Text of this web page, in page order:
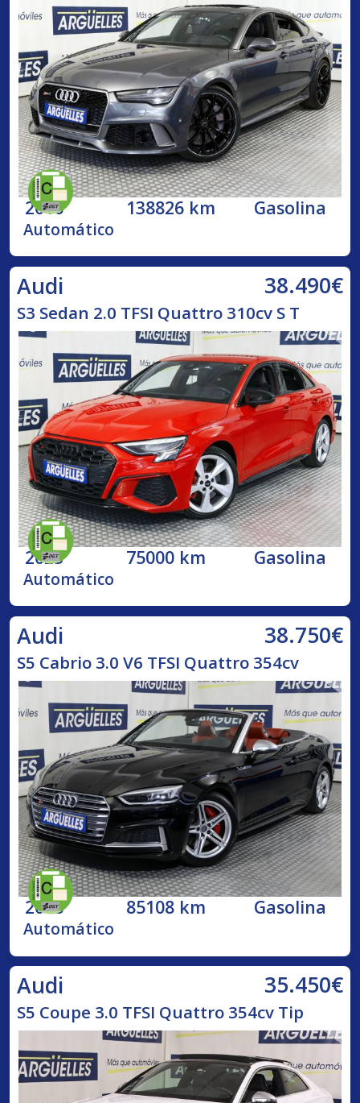
2016 138826 km Gasolina
Automático
Audi 38.490€
S3 Sedan 2.0 TFSI Quattro 310cv S T
2023 75000 km Gasolina
Automático
Audi 38.750€
S5 Cabrio 3.0 V6 TFSI Quattro 354cv
2018 85108 km Gasolina
Automático
Audi 35.450€
S5 Coupe 3.0 TFSI Quattro 354cv Tip